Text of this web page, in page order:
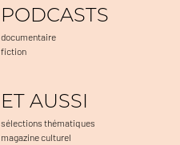
PODCASTS
documentaire
fiction
ET AUSSI
sélections thématiques
magazine culturel